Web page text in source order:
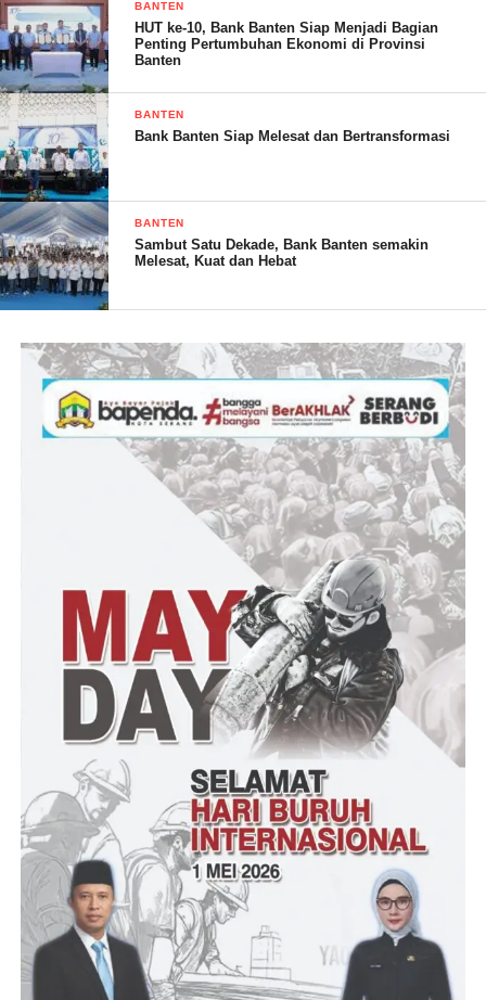
Sekitar pukul 12.30 WIB, korban datang ke rumah. Di sana
korban dan pelaku sempat cekcok, hingga pelaku mengeluarkan
suntikan diduga berisi cairan beracun dan langsung
menyuntikkannya ke punggung koban.
Tak lama setelah disuntik kan, Kapala desa itu mengalami
kejang-kejang hingga tidak sadarkan diri.
Melihat hal itu, kemudian korban di bawa ke Puskesmas
Padarincang. Namun pihak puskesmas meminta untuk di rujuk
ke RSUD Banten.
Tim medis kemudian merujuk korban dibawa ke RSUD Banten,
namun dari hasil pemeriksaan korban sudah meninggal dunia.
Sementara itu Camat Padarincang, Agus Saefudin membenarkan
jika korban diduga dibunuh dengan cara di suntik oleh oknum
Nakes berinisial (SH).
Hal itu didapat dari keterangan saksi di lokasi kejadian.
jenazah korban dibawa ke RSUD Banten untuk dilakukan
otopsi, dan kini kasusnya ditangani oleh Polresta Serkot. Tutup
Wakapolresta Serkot.
Suheli – Humas
BANTEN
HUT ke-10, Bank Banten Siap Menjadi Bagian
Penting Pertumbuhan Ekonomi di Provinsi
Banten
BANTEN
Bank Banten Siap Melesat dan Bertransformasi
BANTEN
Sambut Satu Dekade, Bank Banten semakin
Melesat, Kuat dan Hebat